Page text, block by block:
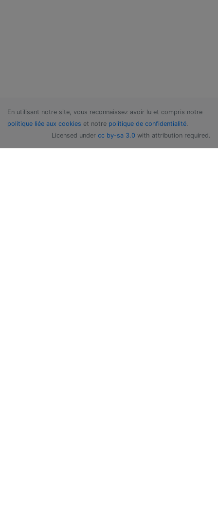
En utilisant notre site, vous reconnaissez avoir lu et compris notre
politique liée aux cookies et notre politique de confidentialité.
Licensed under cc by-sa 3.0 with attribution required.